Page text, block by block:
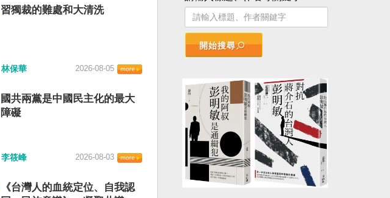
習獨裁的難處和大清洗
林保華 2026-08-05
國共兩黨是中國民主化的最大
障礙
李筱峰 2026-08-03
《台灣人的血統定位、自我認
開始搜尋